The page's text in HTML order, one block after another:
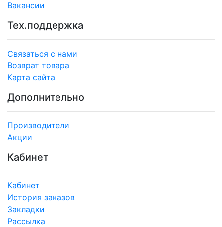
Вакансии
Тех.поддержка
Связаться с нами
Возврат товара
Карта сайта
Дополнительно
Производители
Акции
Кабинет
Кабинет
История заказов
Закладки
Рассылка